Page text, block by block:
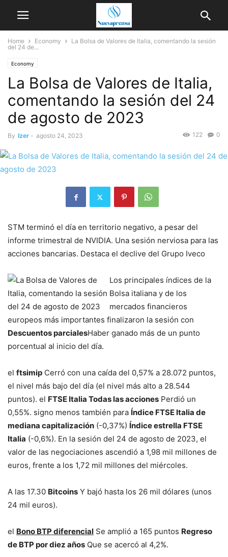
Home Economy
La Bolsa de Valores de Italia, comentando la sesión
del 24 de...
Economy
La Bolsa de Valores de Italia,
comentando la sesión del 24
de agosto de 2023
By Izer - agosto 24, 2023 0
122
STM terminó el día en territorio negativo, a pesar del
informe trimestral de NVIDIA. Una sesión nerviosa para las
acciones bancarias. Destaca el declive del Grupo Iveco
Los principales índices de la
Bolsa italiana y de los
mercados financieros
europeos más importantes finalizaron la sesión con
Descuentos parcialesHaber ganado más de un punto
porcentual al inicio del día.
el ftsimip Cerró con una caída del 0,57% a 28.072 puntos,
el nivel más bajo del día (el nivel más alto a 28.544
puntos). el FTSE Italia Todas las acciones Perdió un
0,55%. signo menos también para Índice FTSE Italia de
mediana capitalización (-0,37%) Índice estrella FTSE
Italia (-0,6%). En la sesión del 24 de agosto de 2023, el
valor de las negociaciones ascendió a 1,98 mil millones de
euros, frente a los 1,72 mil millones del miércoles.
A las 17.30 Bitcoins Y bajó hasta los 26 mil dólares (unos
24 mil euros).
el Bono BTP diferencial Se amplió a 165 puntos Regreso
de BTP por diez años Que se acercó al 4,2%.